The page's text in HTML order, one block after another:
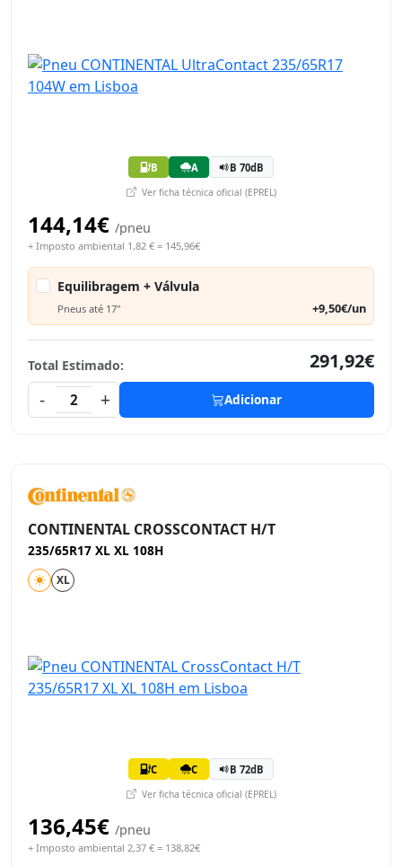
B A B 70dB
Ver ficha técnica oficial (EPREL)
144,14€ /pneu
+ Imposto ambiental 1,82 € = 145,96€
Equilibragem + Válvula
Pneus até 17" +9,50€/un
Total Estimado:
291,92€
-
2 + Adicionar
CONTINENTAL CROSSCONTACT H/T
235/65R17 XL XL 108H
XL
C C B 72dB
Ver ficha técnica oficial (EPREL)
136,45€ /pneu
+ Imposto ambiental 2,37 € = 138,82€